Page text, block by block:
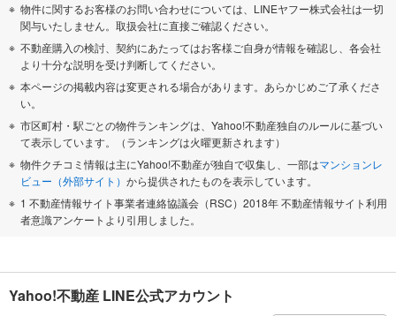
物件に関するお客様のお問い合わせについては、LINEヤフー株式会社は一切
関与いたしません。取扱会社に直接ご確認ください。
不動産購入の検討、契約にあたってはお客様ご自身が情報を確認し、各会社
より十分な説明を受け判断してください。
本ページの掲載内容は変更される場合があります。あらかじめご了承くださ
い。
市区町村・駅ごとの物件ランキングは、Yahoo!不動産独自のルールに基づい
て表示しています。（ランキングは火曜更新されます）
物件クチコミ情報は主にYahoo!不動産が独自で収集し、一部はマンションレ
ビュー（外部サイト） から提供されたものを表示しています。
1 不動産情報サイト事業者連絡協議会（RSC）2018年 不動産情報サイト利用
者意識アンケートより引用しました。
Yahoo!不動産 LINE公式アカウント